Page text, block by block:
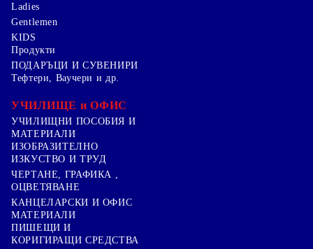
Ladies
Gentlemen
KIDS
Продукти
ПОДАРЪЦИ И СУВЕНИРИ
Тефтери, Ваучери и др.
УЧИЛИЩЕ и ОФИС
УЧИЛИЩНИ ПОСОБИЯ И
МАТЕРИАЛИ
ИЗОБРАЗИТЕЛНО
ИЗКУСТВО И ТРУД
ЧЕРТАНЕ, ГРАФИКА ,
ОЦВЕТЯВАНЕ
КАНЦЕЛАРСКИ И ОФИС
МАТЕРИАЛИ
ПИШЕЩИ И
КОРИГИРАЩИ СРЕДСТВА